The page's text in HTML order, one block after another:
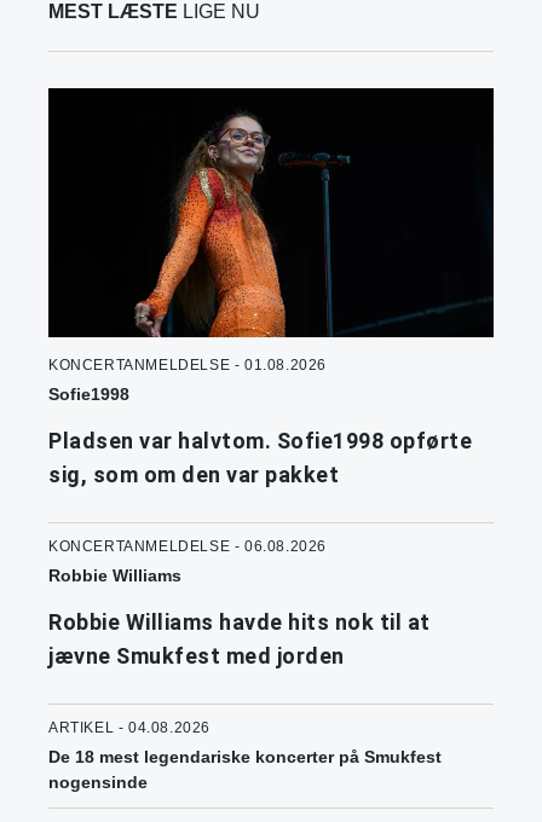
MEST LÆSTE LIGE NU
KONCERTANMELDELSE - 01.08.2026
Sofie1998
Pladsen var halvtom. Sofie1998 opførte
sig, som om den var pakket
KONCERTANMELDELSE - 06.08.2026
Robbie Williams
Robbie Williams havde hits nok til at
jævne Smukfest med jorden
ARTIKEL - 04.08.2026
De 18 mest legendariske koncerter på Smukfest
nogensinde